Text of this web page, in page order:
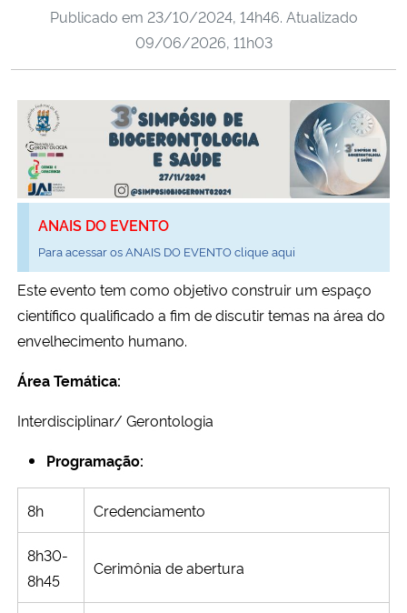
Ministério da Cidadania
Ministério de Minas e Energia
Ministério da Ciência, Tecnologia, Inovações e Comunicações
Ministério do Meio Ambiente
Ministério do Turismo
Publicado em 23/10/2024, 14h46. Atualizado
09/06/2026, 11h03
ANAIS DO EVENTO
Para acessar osANAIS DO EVENTOclique aqui
Este evento tem como objetivo construir um espaço
científico qualificado a fim de discutir temas na área do
envelhecimento humano.
Área Temática:
Interdisciplinar/ Gerontologia
Programação:
8h Credenciamento
8h30-
8h45
Cerimônia de abertura